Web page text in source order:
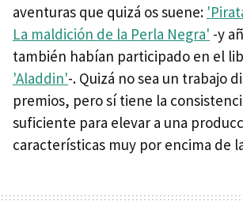
aventuras que quizá os suene:
La maldición de la Perla Negra' -y
también habían participado en el
'Aladdin'-. Quizá no sea un trabajo
premios, pero sí tiene la
suficiente para elevar a una
características muy por encima de